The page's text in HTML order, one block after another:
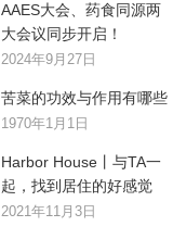
AAES大会、药食同源两
大会议同步开启！
2024年9月27日
苦菜的功效与作用有哪些
1970年1月1日
Harbor House丨与TA一
起，找到居住的好感觉
2021年11月3日